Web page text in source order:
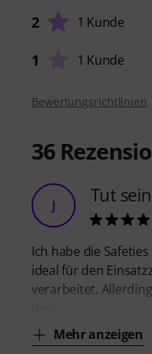
2 1 Kunde
1 1 Kunde
Bewertungsrichtlinien
36
J Tut
Ich habe die
ideal für den
verarbeitet.
Mehr anzeigen